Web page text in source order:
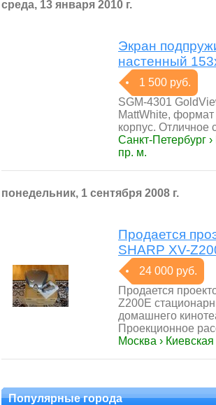
среда, 13 января 2010 г.
Экран
настенный
1 500 руб.
SGM-4301
MattWhite, формат
корпус. Отличное
Санкт-Петербург
пр. м.
понедельник, 1 сентября 2008 г.
Продается
SHARP XV-
24 000 руб.
Продается
Z200E
домашнего
Проекционное
Москва ›
Популярные города